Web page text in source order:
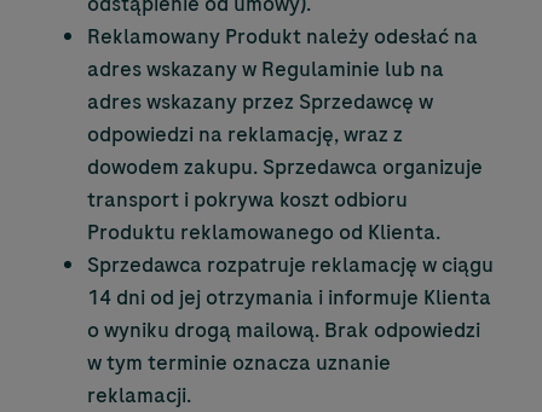
Reklamowany Produkt należy odesłać na
adres wskazany w Regulaminie lub na
adres wskazany przez Sprzedawcę w
odpowiedzi na reklamację, wraz z
dowodem zakupu. Sprzedawca organizuje
transport i pokrywa koszt odbioru
Produktu reklamowanego od Klienta.
Sprzedawca rozpatruje reklamację w ciągu
14 dni od jej otrzymania i informuje Klienta
o wyniku drogą mailową. Brak odpowiedzi
w tym terminie oznacza uznanie
reklamacji.